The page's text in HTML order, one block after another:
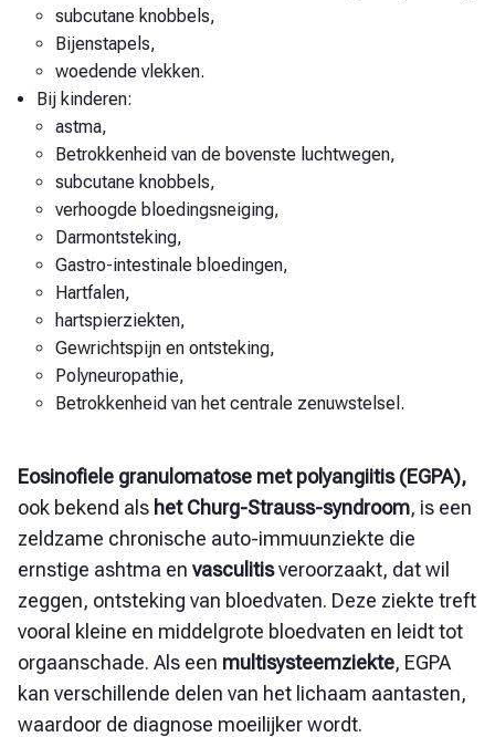
subcutane knobbels,
Bijenstapels,
woedende vlekken.
Bij kinderen:
astma,
Betrokkenheid van de bovenste luchtwegen,
subcutane knobbels,
verhoogde bloedingsneiging,
Darmontsteking,
Gastro-intestinale bloedingen,
Hartfalen,
hartspierziekten,
Gewrichtspijn en ontsteking,
Polyneuropathie,
Betrokkenheid van het centrale zenuwstelsel.
Eosinofiele granulomatose met polyangiitis (EGPA),
ook bekend als het Churg-Strauss-syndroom, is een
zeldzame chronische auto-immuunziekte die
ernstige ashtma en vasculitisveroorzaakt, dat wil
zeggen, ontsteking van bloedvaten. Deze ziekte treft
vooral kleine en middelgrote bloedvaten en leidt tot
orgaanschade. Als een multisysteemziekte, EGPA
kan verschillende delen van het lichaam aantasten,
waardoor de diagnose moeilijker wordt.